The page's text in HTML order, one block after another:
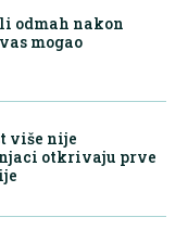
odmah nakon
mogao
više nije
otkrivaju prve